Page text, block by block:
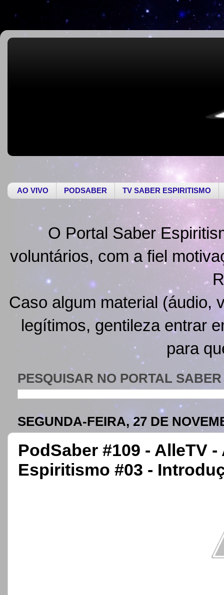
AO VIVO PODSABER TV SABER ESPIRITISMO
O Portal Saber
voluntários, com a fiel
Caso algum material (áudio,
legítimos, gentileza entrar
para
PESQUISAR NO PORTAL
SEGUNDA-FEIRA, 27 DE
PodSaber #109 - AlleTV
Espiritismo #03 -